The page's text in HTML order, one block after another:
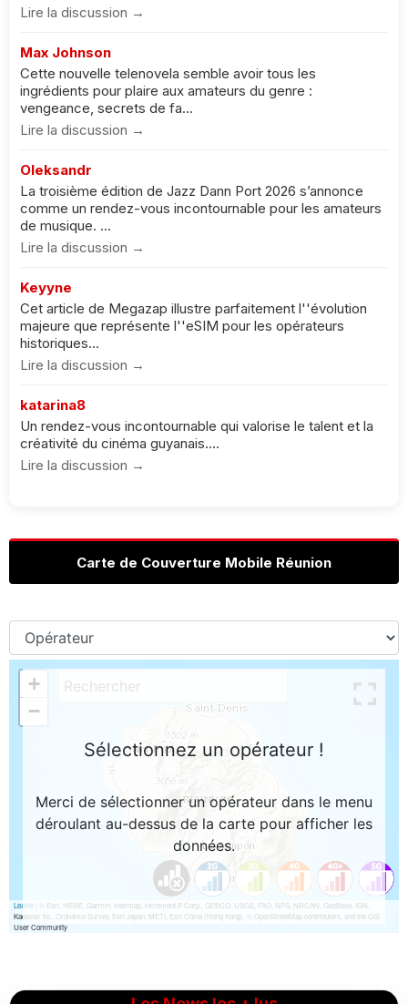
Lire la discussion →
Max Johnson
Cette nouvelle telenovela semble avoir tous les
ingrédients pour plaire aux amateurs du genre :
vengeance, secrets de fa...
Lire la discussion →
Oleksandr
La troisième édition de Jazz Dann Port 2026 s’annonce
comme un rendez-vous incontournable pour les amateurs
de musique. ...
Lire la discussion →
Keyyne
Cet article de Megazap illustre parfaitement l''évolution
majeure que représente l''eSIM pour les opérateurs
historiques...
Lire la discussion →
katarina8
Un rendez-vous incontournable qui valorise le talent et la
créativité du cinéma guyanais....
Lire la discussion →
Carte de Couverture Mobile Réunion